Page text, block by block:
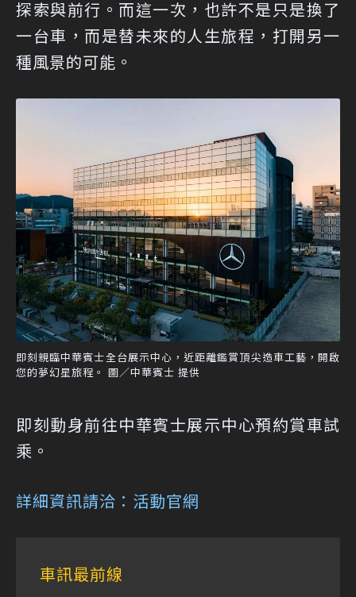
探索與前行。而這一次，也許不是只是換了
一台車，而是替未來的人生旅程，打開另一
種風景的可能。
即刻親臨中華賓士全台展示中心，近距離鑑賞頂尖造車工藝，開啟
您的夢幻星旅程。 圖／中華賓士 提供
即刻動身前往中華賓士展示中心預約賞車試
乘。
詳細資訊請洽：活動官網
車訊最前線